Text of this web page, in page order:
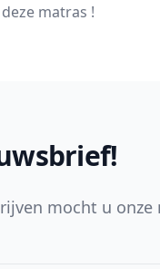
matras !
mocht u